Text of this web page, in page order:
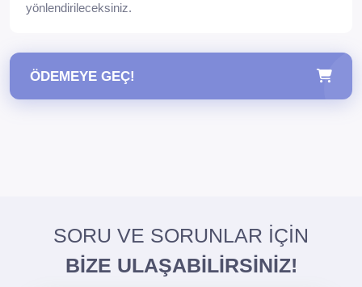
yönlendirileceksiniz.
ÖDEMEYE GEÇ!
SORU VE SORUNLAR İÇİN
BİZE ULAŞABİLİRSİNİZ!